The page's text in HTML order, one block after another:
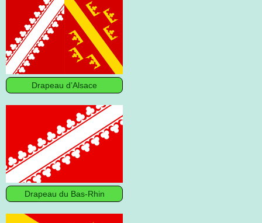
Drapeau d’Alsace
Drapeau du Bas-Rhin